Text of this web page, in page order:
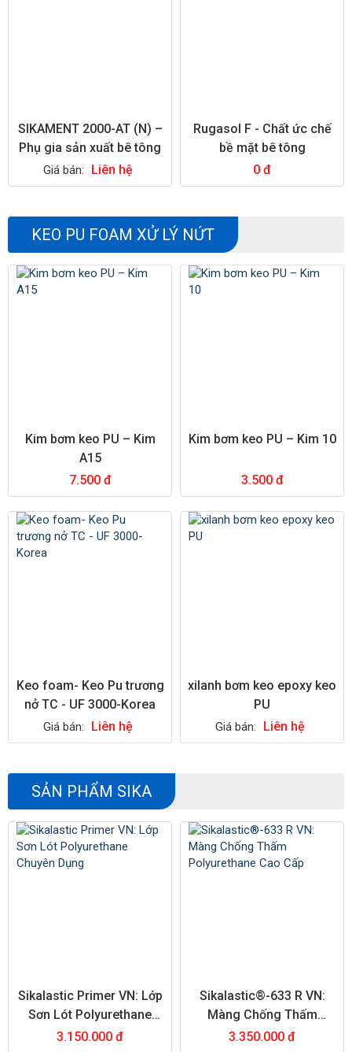
SIKAMENT 2000-AT (N) –
Phụ gia sản xuất bê tông
Giá bán: Liên hệ
Rugasol F - Chất ức chế
bề mặt bê tông
0 đ
KEO PU FOAM XỬ LÝ NỨT
Kim bơm keo PU – Kim
A15
7.500 đ
Kim bơm keo PU – Kim 10
3.500 đ
Keo foam- Keo Pu trương
nở TC - UF 3000-Korea
Giá bán: Liên hệ
xilanh bơm keo epoxy keo
PU
Giá bán: Liên hệ
SẢN PHẨM SIKA
Sikalastic Primer VN: Lớp
Sơn Lót Polyurethane
Chuyên Dụng
3.150.000 đ
Sikalastic®-633 R VN:
Màng Chống Thấm
Polyurethane Cao Cấp
3.350.000 đ